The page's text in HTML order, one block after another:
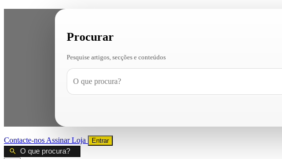
Procurar
Pesquise artigos, secções e conteúdos
Contacte-nos AssinarLoja Entrar